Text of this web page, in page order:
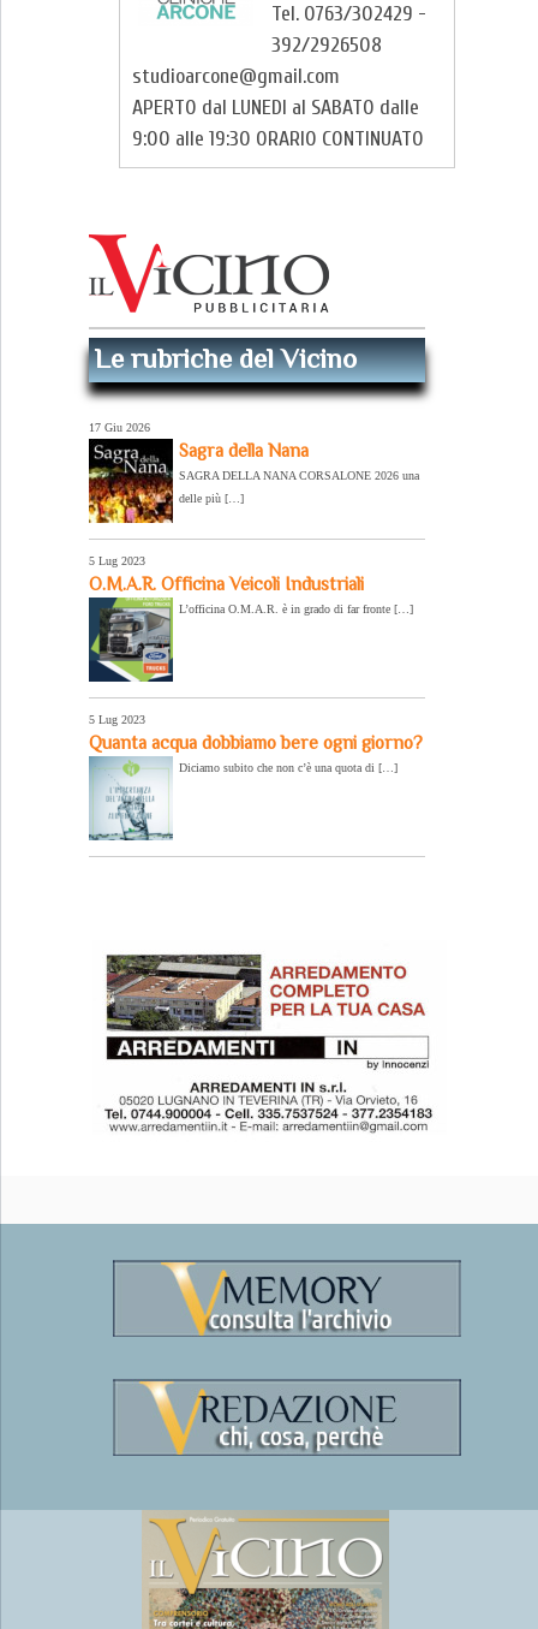
Tel. 0763/302429 -
392/2926508
studioarcone@gmail.com
APERTO dal LUNEDI al SABATO dalle
9:00 alle 19:30 ORARIO CONTINUATO
Le rubriche del Vicino
17 Giu 2026
Sagra della Nana
SAGRA DELLA NANA CORSALONE 2026 una
delle più […]
5 Lug 2023
O.M.A.R. Officina Veicoli Industriali
L’officina O.M.A.R. è in grado di far fronte […]
5 Lug 2023
Quanta acqua dobbiamo bere ogni giorno?
Diciamo subito che non c’è una quota di […]